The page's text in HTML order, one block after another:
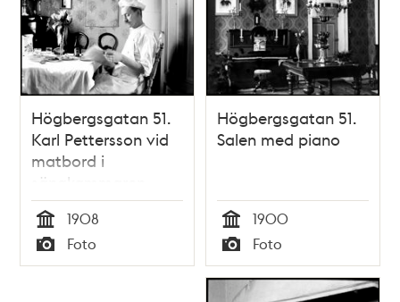
Högbergsgatan 51.
Karl Pettersson vid
matbord i
sängkammaren
Tid
1908
Typ
Foto
Högbergsgatan 51.
Salen med piano
Tid
1900
Typ
Foto